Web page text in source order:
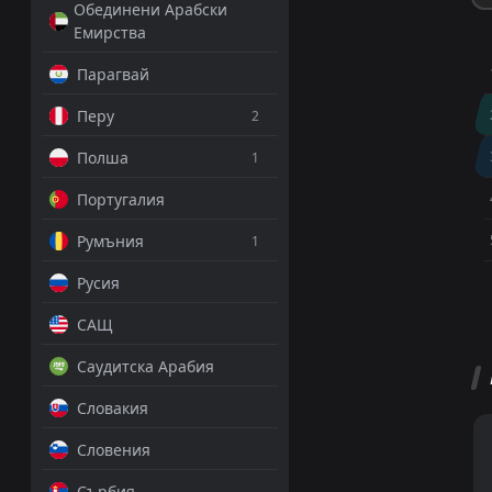
Обединени Арабски
Емирства
Парагвай
Перу
2
Полша 1
Португалия
Румъния
1
Русия
САЩ
Саудитска Арабия
Словакия
Словения